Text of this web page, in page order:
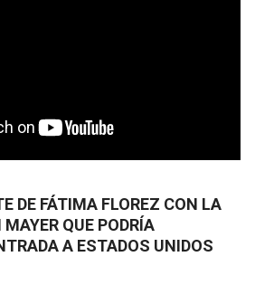
DE FÁTIMA FLOREZ CON LA
QUE PODRÍA
A ESTADOS UNIDOS